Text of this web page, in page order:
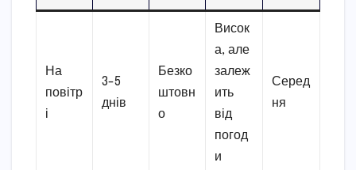
На
повітр
і
3-5
днів
Безко
штовн
о
Висок
а, але
залеж
ить
від
погод
и
Серед
ня